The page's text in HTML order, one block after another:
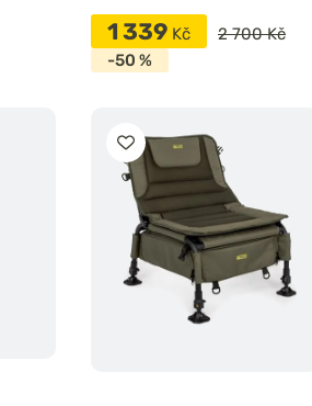
1 339 Kč
2 700 Kč
-50 %